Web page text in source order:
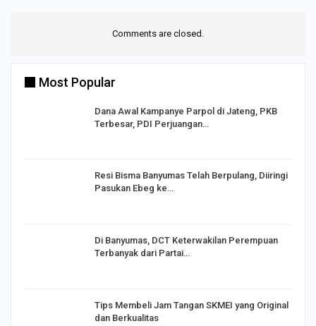
Comments are closed.
Most Popular
Dana Awal Kampanye Parpol di Jateng, PKB
Terbesar, PDI Perjuangan…
Resi Bisma Banyumas Telah Berpulang, Diiringi
Pasukan Ebeg ke…
Di Banyumas, DCT Keterwakilan Perempuan
Terbanyak dari Partai…
Tips Membeli Jam Tangan SKMEI yang Original
dan Berkualitas